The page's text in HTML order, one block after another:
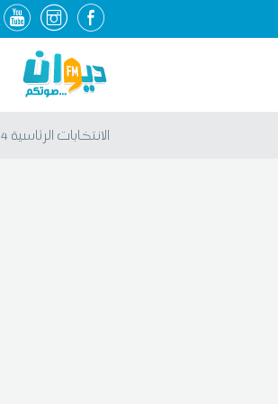
الانتخابات الرئاسية 2024